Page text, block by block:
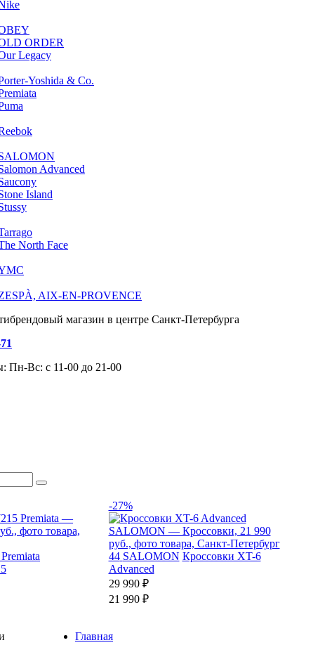
ORDER
Legacy
Yoshida & Co.
Advanced
Island
North Face
AIX-EN-PROVENCE
магазин в центре Санкт-Петербурга
Пн-Вс: с 11-00 до 21-00
Premiata
-27%
44 SALOMON Кроссовки XT-6
Advanced
29 990 ₽
21 990 ₽
Главная